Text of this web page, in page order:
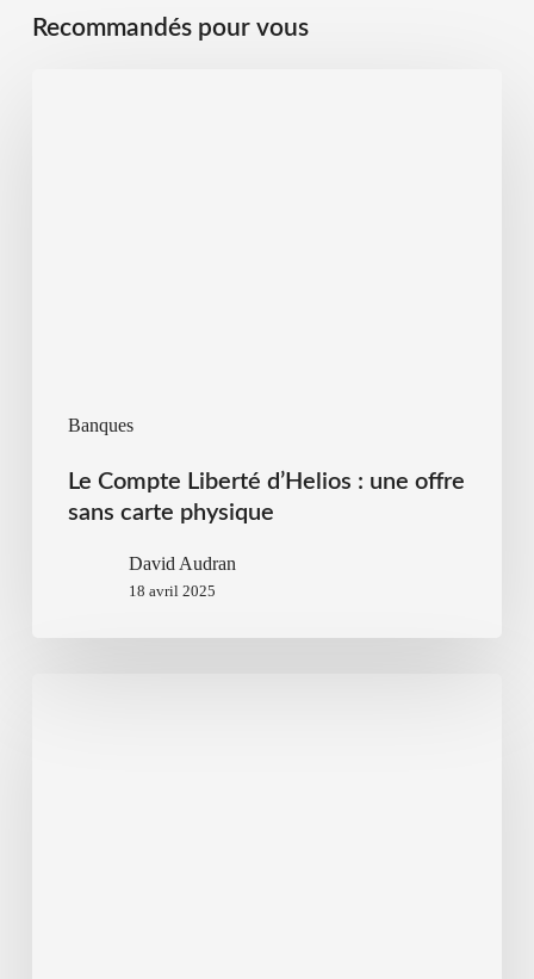
Recommandés pour vous
Banques
Le Compte Liberté d’Helios : une offre
sans carte physique
David Audran
18 avril 2025